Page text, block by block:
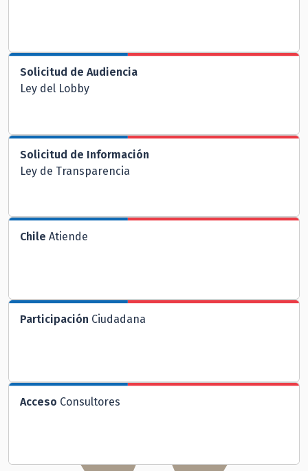
Solicitud de Audiencia
Ley del Lobby
Solicitud de Información
Ley de Transparencia
Chile Atiende
Participación Ciudadana
Acceso Consultores